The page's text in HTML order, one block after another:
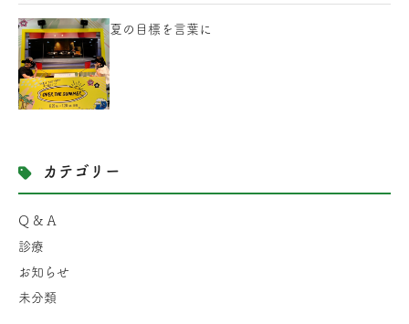
夏の目標を言葉に
カテゴリー
Q & A
診療
お知らせ
未分類